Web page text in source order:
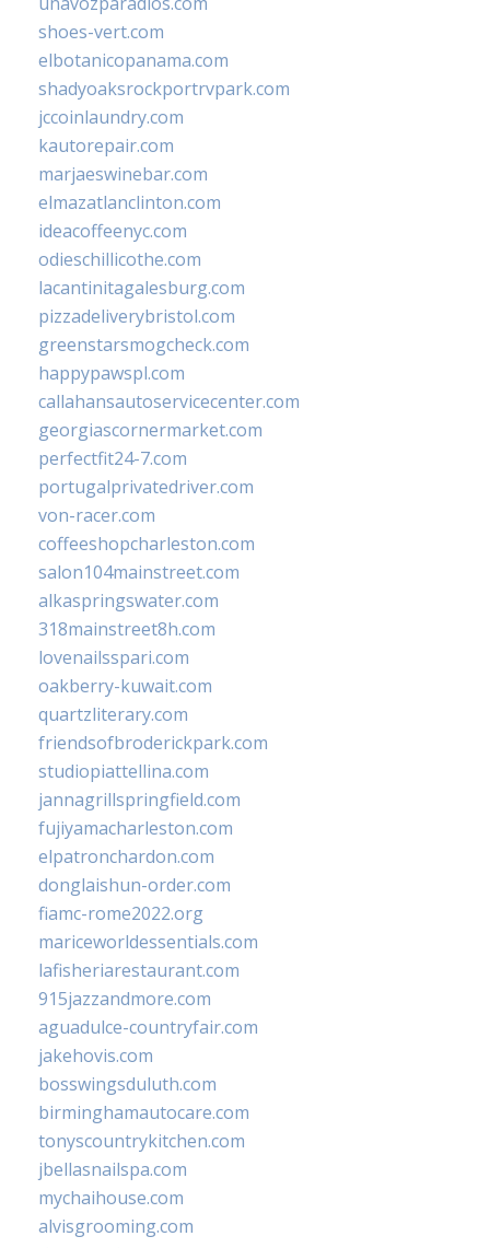
shoes-vert.com
elbotanicopanama.com
shadyoaksrockportrvpark.com
jccoinlaundry.com
kautorepair.com
marjaeswinebar.com
elmazatlanclinton.com
ideacoffeenyc.com
odieschillicothe.com
lacantinitagalesburg.com
pizzadeliverybristol.com
greenstarsmogcheck.com
happypawspl.com
callahansautoservicecenter.com
georgiascornermarket.com
perfectfit24-7.com
portugalprivatedriver.com
von-racer.com
coffeeshopcharleston.com
salon104mainstreet.com
alkaspringswater.com
318mainstreet8h.com
lovenailsspari.com
oakberry-kuwait.com
quartzliterary.com
friendsofbroderickpark.com
studiopiattellina.com
jannagrillspringfield.com
fujiyamacharleston.com
elpatronchardon.com
donglaishun-order.com
fiamc-rome2022.org
mariceworldessentials.com
lafisheriarestaurant.com
915jazzandmore.com
aguadulce-countryfair.com
jakehovis.com
bosswingsduluth.com
birminghamautocare.com
tonyscountrykitchen.com
jbellasnailspa.com
mychaihouse.com
alvisgrooming.com